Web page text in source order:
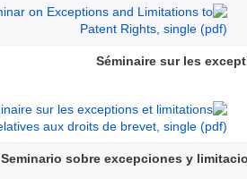
Séminaire sur les
Seminario sobre excepciones y